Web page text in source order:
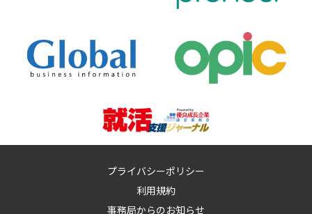
プライバシーポリシー
利用規約
事務局からのお知らせ